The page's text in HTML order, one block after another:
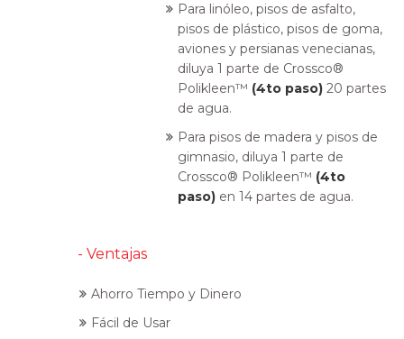
Para linóleo, pisos de asfalto,
pisos de plástico, pisos de goma,
aviones y persianas venecianas,
diluya 1 parte de Crossco®
Polikleen™ (4to paso) 20 partes
de agua.
Para pisos de madera y pisos de
gimnasio, diluya 1 parte de
Crossco® Polikleen™ (4to
paso) en 14 partes de agua.
- Ventajas
Ahorro Tiempo y Dinero
Fácil de Usar